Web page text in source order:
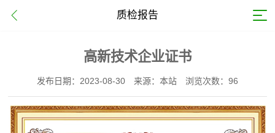
质检报告
高新技术企业证书
发布日期：2023-08-30 来源：本站 浏览次数：96